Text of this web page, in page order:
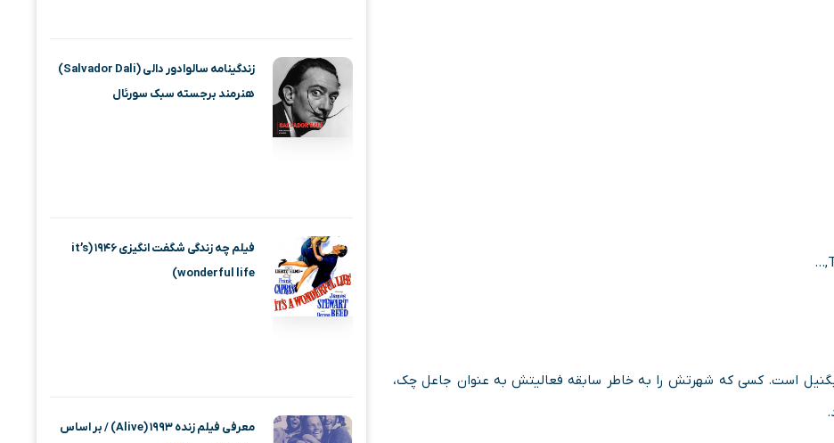
ابگنیل است. کسی که شهرتش را به خاطر سابقه فعالیتش به عنوان جاعل چک،
زندگینامه سالوادور دالی (Salvador Dali)
هنرمند برجسته سبک سورئال
فیلم چه زندگی شگفت انگیزی ۱۹۴۶ (it’s
wonderful life)
معرفی فیلم زنده ۱۹۹۳ (Alive) / بر اساس